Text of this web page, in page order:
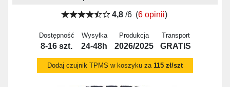
4,8 /6 (6 opinii)
Dostępność
8-16 szt.
Wysyłka
24-48h
Produkcja
2026/2025
Transport
GRATIS
Dodaj czujnik TPMS w koszyku za 115 zł/szt